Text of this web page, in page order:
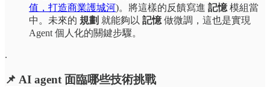
值，打造商業護城河)。將這樣的反饋寫進 記憶模組當
中。未來的 規劃 就能夠以 記憶做微調，這也是實現
Agent 個人化的關鍵步驟。
.
📌 AI agent 面臨哪些技術挑戰